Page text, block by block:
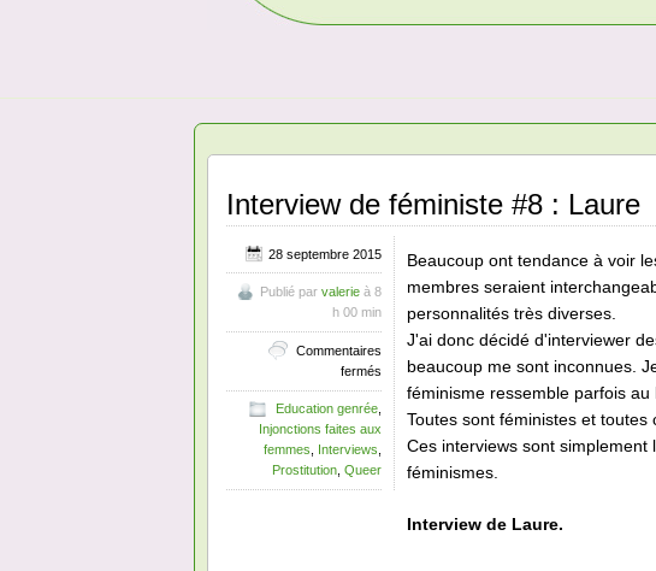
Interview de féministe #8 : Laure
Beaucoup ont tendance à voir
membres seraient
personnalités très diverses.
J'ai donc décidé d'interviewer
beaucoup me sont inconnues.
féminisme ressemble parfois au
Toutes sont féministes et toutes
Ces interviews sont
féminismes.
Interview de Laure.
28 septembre 2015
Publié par valerie à 8
h 00 min
Commentaires
fermés sur
Interview
de
féministe
#8
:
Laure
Education genrée,
Injonctions faites aux
femmes, Interviews,
Prostitution, Queer